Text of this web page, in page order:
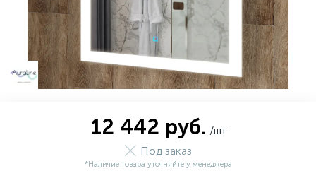
12 442 руб. /шт
Под заказ
*Наличие товара уточняйте у менеджера